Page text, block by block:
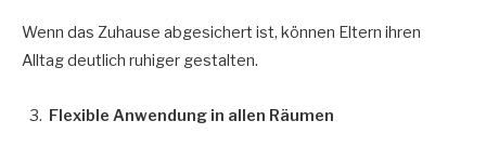
Wenn das Zuhause abgesichert ist, können Eltern ihren
Alltag deutlich ruhiger gestalten.
Flexible Anwendung in allen Räumen